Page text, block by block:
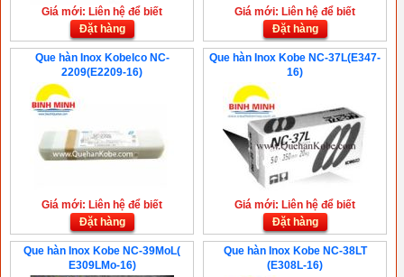
Giá mới: Liên hệ để biết
Đặt hàng
Giá mới: Liên hệ để biết
Đặt hàng
Que hàn Inox Kobelco NC-
2209(E2209-16)
Giá mới: Liên hệ để biết
Đặt hàng
Que hàn Inox Kobe NC-37L(E347-
16)
Giá mới: Liên hệ để biết
Đặt hàng
Que hàn Inox Kobe NC-39MoL(
E309LMo-16)
Que hàn Inox Kobe NC-38LT
(E308L-16)